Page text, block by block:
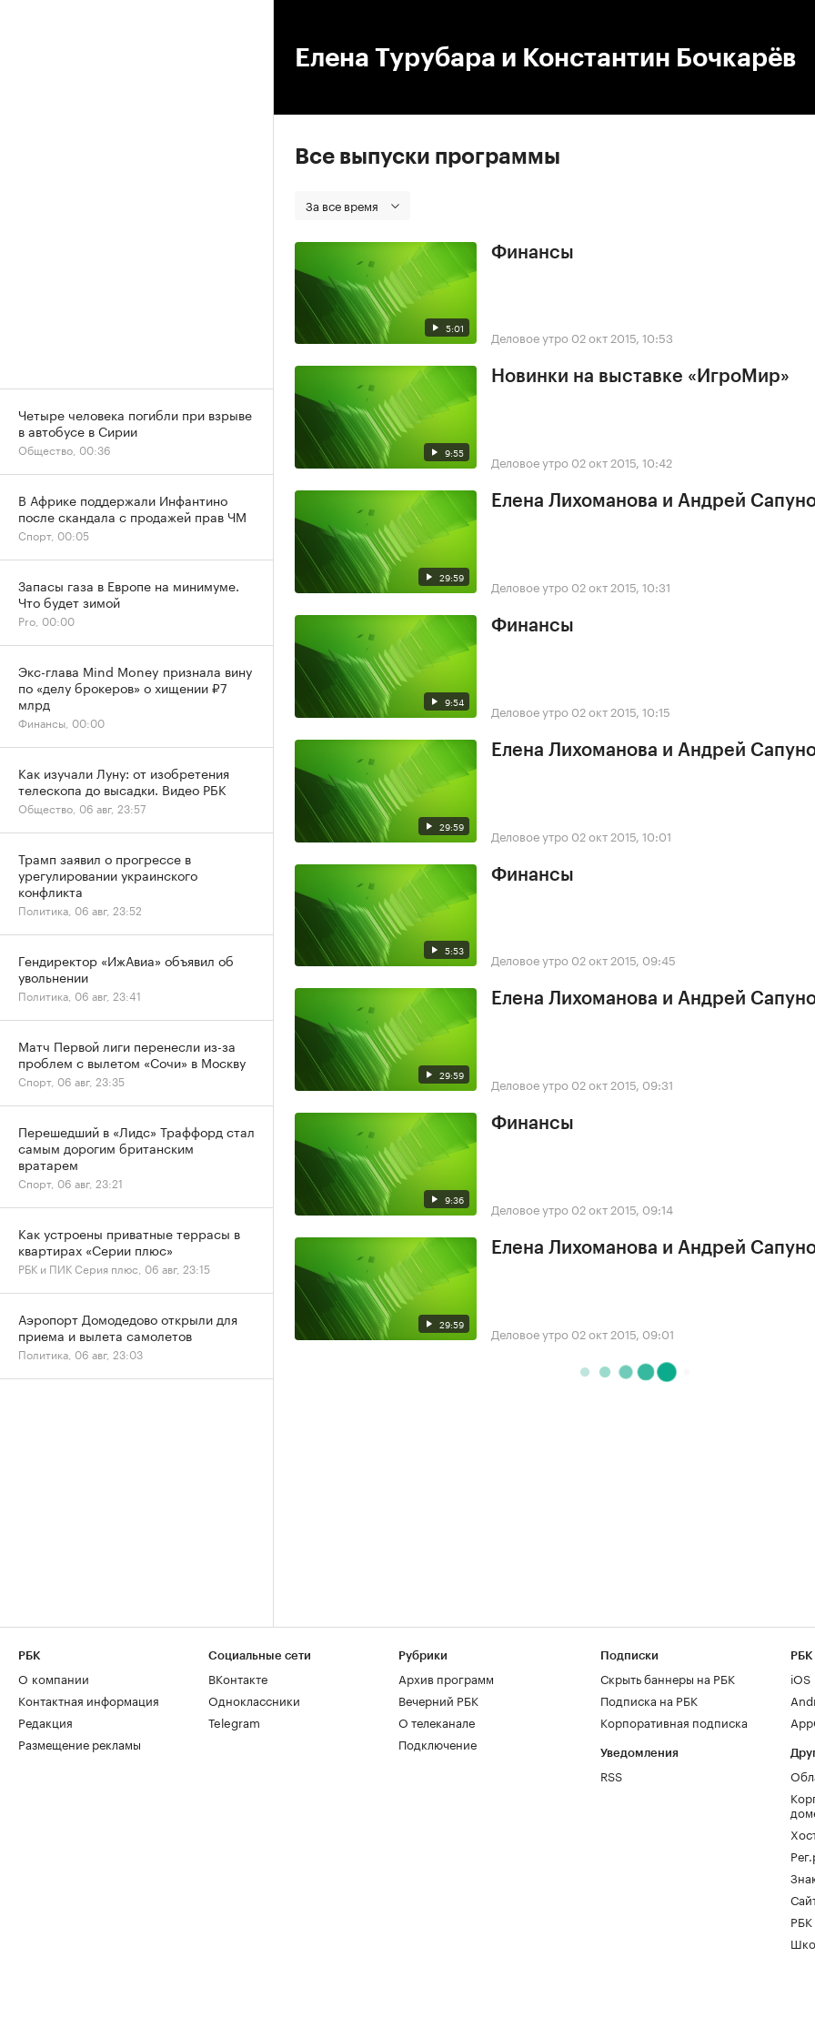
Елена Турубара и Константин Бочкарёв
Все выпуски программы
За все время
5:01
Финансы
Деловое утро 02 окт 2015, 10:53
9:55
Новинки на выставке «ИгроМир»
Деловое утро 02 окт 2015, 10:42
29:59
Елена Лихоманова и Андрей
Деловое утро 02 окт 2015, 10:31
9:54
Финансы
Деловое утро 02 окт 2015, 10:15
29:59
Елена Лихоманова и Андрей
Деловое утро 02 окт 2015, 10:01
5:53
Финансы
Деловое утро 02 окт 2015, 09:45
29:59
Елена Лихоманова и Андрей
Деловое утро 02 окт 2015, 09:31
9:36
Финансы
Деловое утро 02 окт 2015, 09:14
29:59
Елена Лихоманова и Андрей
Деловое утро 02 окт 2015, 09:01
Четыре человека погибли при взрыве
в автобусе в Сирии
Общество, 00:36
В Африке поддержали Инфантино
после скандала с продажей прав ЧМ
Спорт, 00:05
Запасы газа в Европе на минимуме.
Что будет зимой
Pro, 00:00
Экс-глава Mind Money признала вину
по «делу брокеров» о хищении ₽7
млрд
Финансы, 00:00
Как изучали Луну: от изобретения
телескопа до высадки. Видео РБК
Общество, 06 авг, 23:57
Трамп заявил о прогрессе в
урегулировании украинского
конфликта
Политика, 06 авг, 23:52
Гендиректор «ИжАвиа» объявил об
увольнении
Политика, 06 авг, 23:41
Матч Первой лиги перенесли из-за
проблем с вылетом «Сочи» в Москву
Спорт, 06 авг, 23:35
Перешедший в «Лидс» Траффорд стал
самым дорогим британским
вратарем
Спорт, 06 авг, 23:21
Как устроены приватные террасы в
квартирах «Серии плюс»
РБК и ПИК Серия плюс, 06 авг, 23:15
Аэропорт Домодедово открыли для
приема и вылета самолетов
Политика, 06 авг, 23:03
РБК
О компании
Контактная информация
Редакция
Размещение рекламы
Социальные сети
ВКонтакте
Одноклассники
Telegram
Рубрики
Архив программ
Вечерний РБК
О телеканале
Подключение
Подписки
Скрыть баннеры на РБК
Подписка на РБК
Корпоративная подписка
Уведомления
RSS
РБК
iOS